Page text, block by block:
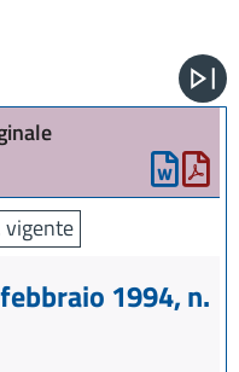
vigente
febbraio 1994, n.